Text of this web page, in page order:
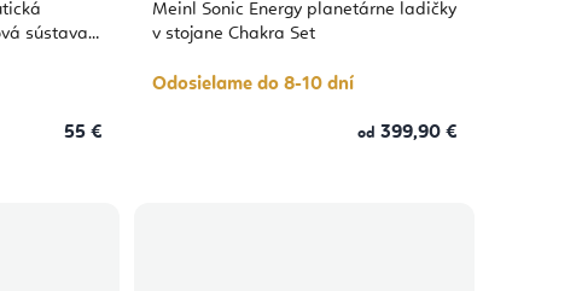
sústava
55 €
Meinl Sonic Energy planetárne ladičky
v stojane Chakra Set
Odosielame do 8-10 dní
od 399,90 €